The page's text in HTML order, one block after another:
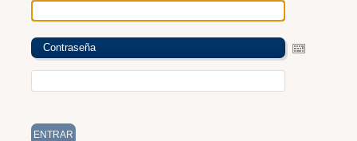
Contraseña